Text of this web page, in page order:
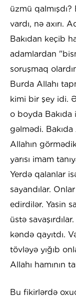
üzmü qalmışdı?
vardı, nə axırı.
Bakıdan keçib
adamlardan
soruşmaq
Burda Allahı
kimi bir şey idi.
o boyda Bakıda
gəlmədi.
Allahın
yarısı imam
Yerdə qalanlar
sayandılar.
edirdilər. Yasin
üstə
kəndə qayıtdı.
tövləyə yığıb
Allahı hamının
Bu fikirlərdə